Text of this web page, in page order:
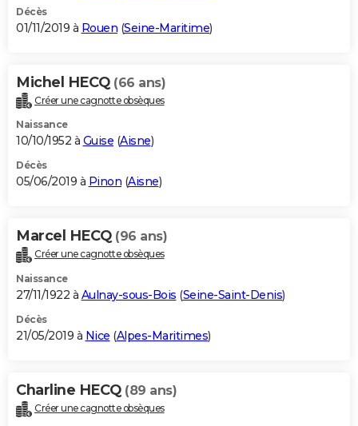
Décès
01/11/2019 à Rouen (Seine-Maritime)
Michel HECQ (66 ans)
Créer une cagnotte obsèques
Naissance
10/10/1952 à Guise (Aisne)
Décès
05/06/2019 à Pinon (Aisne)
Marcel HECQ (96 ans)
Créer une cagnotte obsèques
Naissance
27/11/1922 à Aulnay-sous-Bois (Seine-Saint-Denis)
Décès
21/05/2019 à Nice (Alpes-Maritimes)
Charline HECQ (89 ans)
Créer une cagnotte obsèques